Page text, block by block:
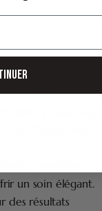
coffret réunit un
pour révéler la
en silice
% d’ingrédients
un soin élégant.
des résultats